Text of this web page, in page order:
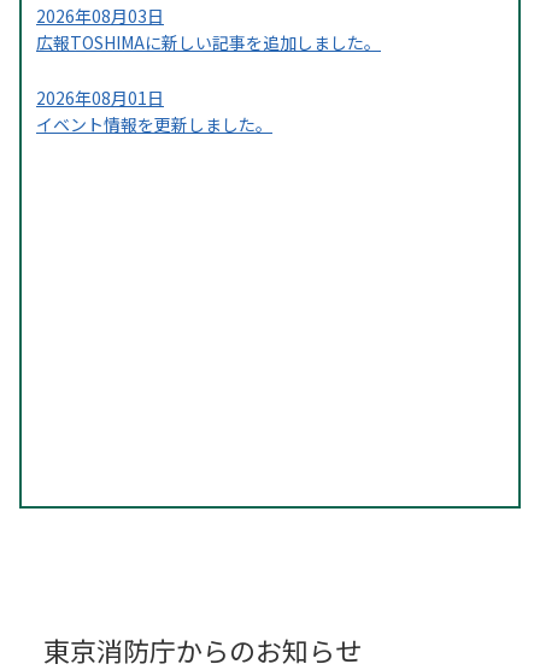
2026年08月03日
広報TOSHIMAに新しい記事を追加しました。
2026年08月01日
イベント情報を更新しました。
東京消防庁からのお知らせ